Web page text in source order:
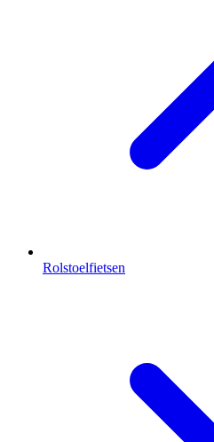
Rolstoelfietsen